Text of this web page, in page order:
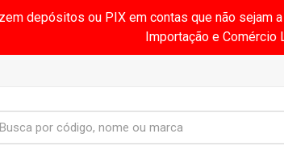
depósitos ou PIX em contas que não
Importação e Comércio